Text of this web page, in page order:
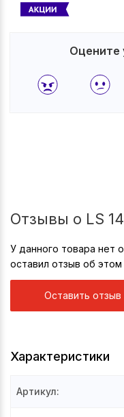
Оцените
Характеристики
Артикул:
Отзывы о LS
У данного товара нет
оставил отзыв об этом
Оставить отзыв